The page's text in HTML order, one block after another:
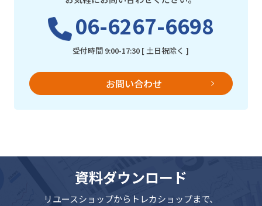
06-6267-6698
受付時間 9:00-17:30 [ 土日祝除く ]
お問い合わせ
資料ダウンロード
リユースショップからトレカショップまで、